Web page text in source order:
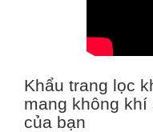
Khẩu trang lọc
mang không
của bạn